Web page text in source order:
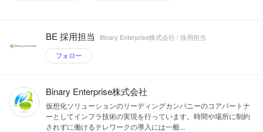
BE 採用担当 Binary Enterprise株式会社 / 採用担当
フォロー
Binary Enterprise株式会社
仮想化ソリューションのリーディングカンパニーのコアパートナ
ーとしてインフラ技術の実現を行っています。時間や場所に制約
されずに働けるテレワークの導入には一般...